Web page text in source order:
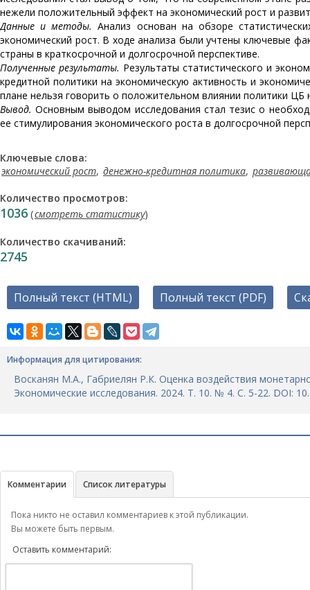
нежели положительный эффект на экономический рост и
Данные и методы. Анализ основан на обзоре
экономический рост. В ходе анализа были учтены ключевые
страны в краткосрочной и долгосрочной перспективе.
Полученные результаты. Результаты статистического и
кредитной политики на экономическую активность и
плане нельзя говорить о положительном влиянии политики ЦБ
Вывод.Основным выводом исследования стал тезис о
ее стимулирования экономического роста в долгосрочной
Ключевые слова:
экономический рост, денежно-кредитная политика,
Количество просмотров:
1036 (смотреть статистику)
Количество скачиваний:
2745
Полный текст (HTML) Полный текст (PDF)
Информация для цитирования:
Восканян М.А., Габриелян Р.К. Оценка воздействия
Экономические исследования. 2024. Т. 10. № 4. С. 5-22. DOI:
Комментарии Список литературы
Пока никто не оставил комментариев к этой публикации.
Вы можете быть первым.
Оставить комментарий: